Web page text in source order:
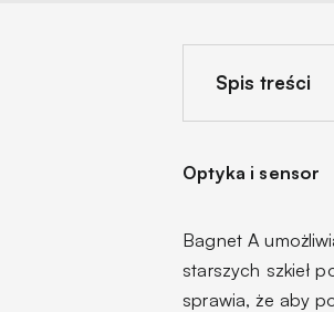
Spis treści
Optyka i sensor
Bagnet A
starszych szkieł
sprawia, że aby